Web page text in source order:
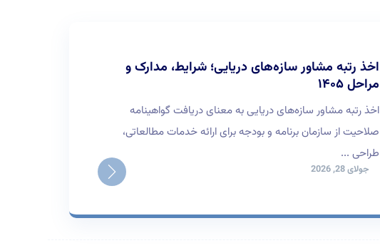
اخذ رتبه مشاور سازه‌های دریایی؛ شرایط، مدارک و
مراحل ۱۴۰۵
جولای 28, 2026
اخذ رتبه مشاور سازه‌های دریایی به معنای دریافت گواهینامه
صلاحیت از سازمان برنامه و بودجه برای ارائه خدمات مطالعاتی،
طراحی ...